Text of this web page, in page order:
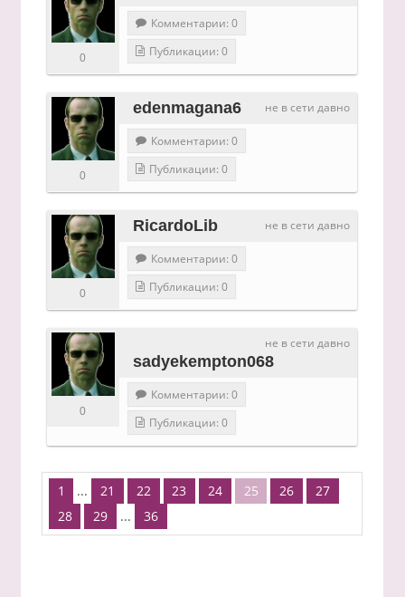
0
Комментарии: 0
Публикации: 0
не в сети давно
edenmagana6
0
Комментарии: 0
Публикации: 0
не в сети давно
RicardoLib
0
Комментарии: 0
Публикации: 0
не в сети давно
sadyekempton068
0
Комментарии: 0
Публикации: 0
1 ... 21 22 23 24 25 26
27
28
29 ... 36